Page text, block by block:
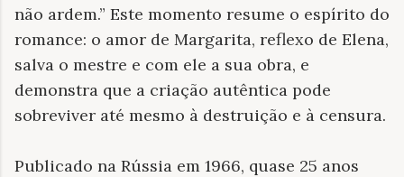
não ardem.” Este momento resume o espírito do
romance: o amor de Margarita, reflexo de Elena,
salva o mestre e com ele a sua obra, e
demonstra que a criação autêntica pode
sobreviver até mesmo à destruição e à censura.
Publicado na Rússia em 1966, quase 25 anos